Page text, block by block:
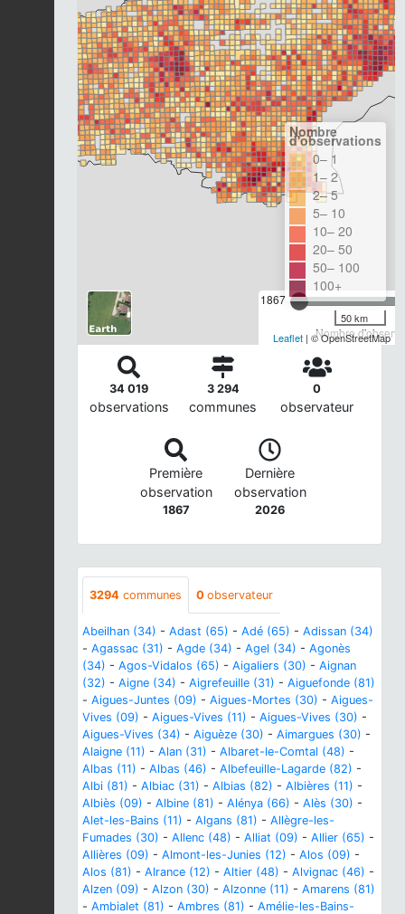
1867
Nombre
Nombre
d'observations
0– 1
1– 2
2– 5
5– 10
10– 20
20– 50
50– 100
100+
50 km
Leaflet | © OpenStreetMap
34 019
observations
3 294
communes
0
observateur
Première
observation
1867
Dernière
observation
2026
3294 communes 0 observateur
Abeilhan (34) - Adast (65) - Adé (65) - Adissan (34)
- Agassac (31) - Agde (34) - Agel (34) - Agonès
(34) - Agos-Vidalos (65) - Aigaliers (30) - Aignan
(32) - Aigne (34) - Aigrefeuille (31) - Aiguefonde (81)
- Aigues-Juntes (09) - Aigues-Mortes (30) - Aigues-
Vives (09) - Aigues-Vives (11) - Aigues-Vives (30) -
Aigues-Vives (34) - Aiguèze (30) - Aimargues (30) -
Alaigne (11) - Alan (31) - Albaret-le-Comtal (48) -
Albas (11) - Albas (46) - Albefeuille-Lagarde (82) -
Albi (81) - Albiac (31) - Albias (82) - Albières (11) -
Albiès (09) - Albine (81) - Alénya (66) - Alès (30) -
Alet-les-Bains (11) - Algans (81) - Allègre-les-
Fumades (30) - Allenc (48) - Alliat (09) - Allier (65) -
Allières (09) - Almont-les-Junies (12) - Alos (09) -
Alos (81) - Alrance (12) - Altier (48) - Alvignac (46) -
Alzen (09) - Alzon (30) - Alzonne (11) - Amarens (81)
- Ambialet (81) - Ambres (81) - Amélie-les-Bains-